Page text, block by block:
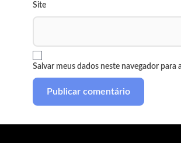
Site
Salvar meus dados neste navegador para